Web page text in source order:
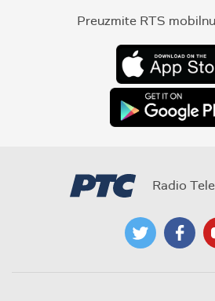
Preuzmite RTS
Radio